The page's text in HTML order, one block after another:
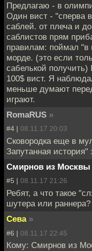
Предлагаю - в
Один вист - "сперва
саблей. от плеча и
саблистов прям
правилам: поймал "в
морде. (это если
сабелькой получить)
100$ вист. Я
меньше думают
играют.
RomaRUS »
#4 | 08.11.17 20:03
Сковородка еще в
Запутанная история"
Смирнов из Москвы
#5 | 08.11.17 21:26
Ребят, а что такое
шутера или раннера?
Сева »
#6 | 08.11.17 22:45
Кому: Смирнов из